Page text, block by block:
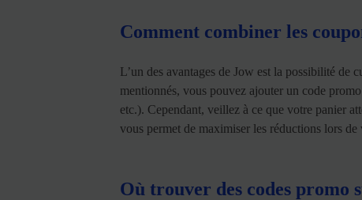
Comment combiner les
L’un des avantages de Jow est la possibilité de
mentionnés, vous pouvez ajouter un code
etc.). Cependant, veillez à ce que votre panier
vous permet de maximiser les réductions lors de
Où trouver des codes promo